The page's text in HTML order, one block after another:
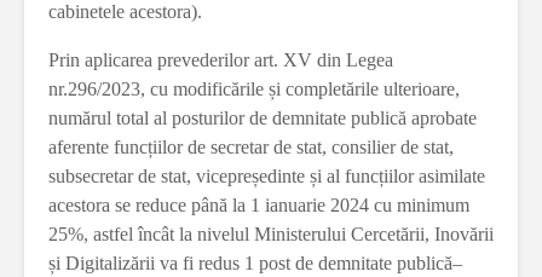
cabinetele acestora).
Prin aplicarea prevederilor art. XV din Legea
nr.296/2023, cu modificările și completările ulterioare,
numărul total al posturilor de demnitate publică aprobate
aferente funcțiilor de secretar de stat, consilier de stat,
subsecretar de stat, vicepreședinte și al funcțiilor asimilate
acestora se reduce până la 1 ianuarie 2024 cu minimum
25%, astfel încât la nivelul Ministerului Cercetării, Inovării
și Digitalizării va fi redus 1 post de demnitate publică–